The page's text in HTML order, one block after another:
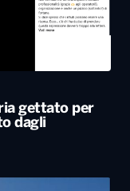
gettato per
dagli